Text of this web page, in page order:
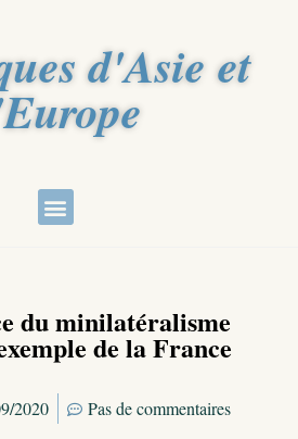
d'Asie et
du minilatéralisme
de la France
2020 Pas de commentaires